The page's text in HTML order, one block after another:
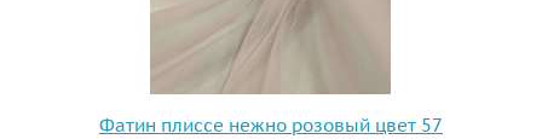
Фатин плиссе нежно розовый цвет 57